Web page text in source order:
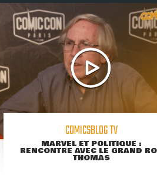
COMICSBLOG TV
MARVEL ET POLITIQUE :
RENCONTRE AVEC LE GRAND
THOMAS